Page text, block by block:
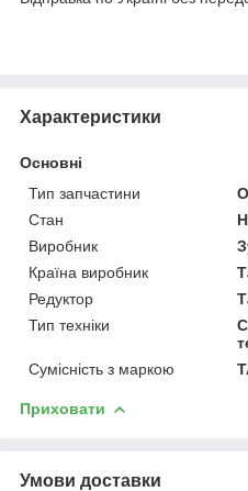
Характеристики
Основні
Тип запчастини
Стан
Виробник
Країна виробник
Редуктор
Тип техніки
Сумісність з маркою
Приховати
Умови доставки